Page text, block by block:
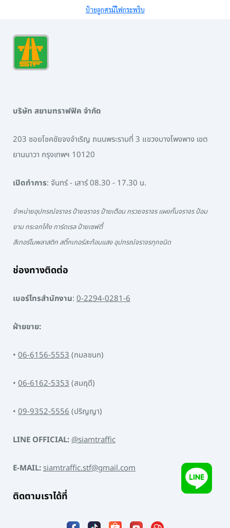
ป้ายลูกศรมีไฟกระพริบ
บริษัท สยามทราฟฟิค จำกัด
203 ซอยโชคชัยจงจำเริญ ถนนพระรามที่ 3 แขวงบางโพงพาง เขต
ยานนาวา กรุงเทพฯ 10120
เปิดทำการ: จันทร์ - เสาร์ 08.30 - 17.30 น.
จำหน่ายอุปกรณ์จราจร ป้ายจราจร ป้ายเตือน กรวยจราจร แผงกั้นจราจร ป้อม
ยาม กระจกโค้ง การ์ดเรล ป้ายเซฟตี้
สีเทอร์โมพลาสติก สติ๊กเกอร์สะท้อนแสง อุปกรณ์จราจรทุกชนิด
ช่องทางติดต่อ
เบอร์โทรสำนักงาน: 0-2294-0281-6
ฝ่ายขาย:
• 06-6156-5553(กมลชนก)
• 06-6162-5353(สมฤดี)
• 09-9352-5556(ปริญญา)
LINE OFFICIAL:@siamtraffic
E-MAIL:siamtraffic.stf@gmail.com
ติดตามเราได้ที่